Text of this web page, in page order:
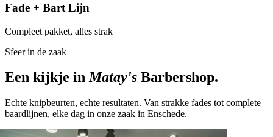
Fade + Bart Lijn
Compleet pakket, alles strak
Sfeer in de zaak
Een kijkje inMatay's Barbershop.
Echte knipbeurten, echte resultaten. Van strakke fades tot complete
baardlijnen, elke dag in onze zaak in Enschede.